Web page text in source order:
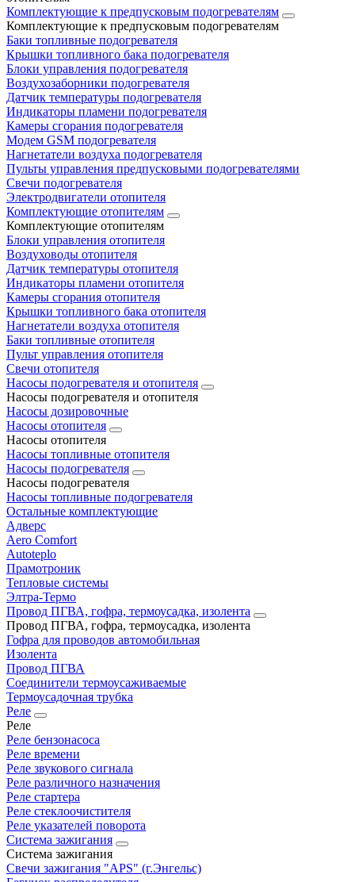
Комплектующие к предпусковым подогревателям
Комплектующие к предпусковым подогревателям
Баки топливные подогревателя
Крышки топливного бака подогревателя
Блоки управления подогревателя
Воздухозаборники подогревателя
Датчик температуры подогревателя
Индикаторы пламени подогревателя
Камеры сгорания подогревателя
Модем GSM подогревателя
Нагнетатели воздуха подогревателя
Пульты управления предпусковыми подогревателями
Свечи подогревателя
Электродвигатели отопителя
Комплектующие отопителям
Комплектующие отопителям
Блоки управления отопителя
Воздуховоды отопителя
Датчик температуры отопителя
Индикаторы пламени отопителя
Камеры сгорания отопителя
Крышки топливного бака отопителя
Нагнетатели воздуха отопителя
Баки топливные отопителя
Пульт управления отопителя
Свечи отопителя
Насосы подогревателя и отопителя
Насосы подогревателя и отопителя
Насосы дозировочные
Насосы отопителя
Насосы отопителя
Насосы топливные отопителя
Насосы подогревателя
Насосы подогревателя
Насосы топливные подогревателя
Остальные комплектующие
Адверс
Aero Comfort
Autoteplo
Прамотроник
Тепловые системы
Элтра-Термо
Провод ПГВА, гофра, термоусадка, изолента
Провод ПГВА, гофра, термоусадка, изолента
Гофра для проводов автомобильная
Изолента
Провод ПГВА
Соединители термоусаживаемые
Термоусадочная трубка
Реле
Реле
Реле бензонасоса
Реле времени
Реле звукового сигнала
Реле различного назначения
Реле стартера
Реле стеклоочистителя
Реле указателей поворота
Система зажигания
Система зажигания
Свечи зажигания "APS" (г.Энгельс)